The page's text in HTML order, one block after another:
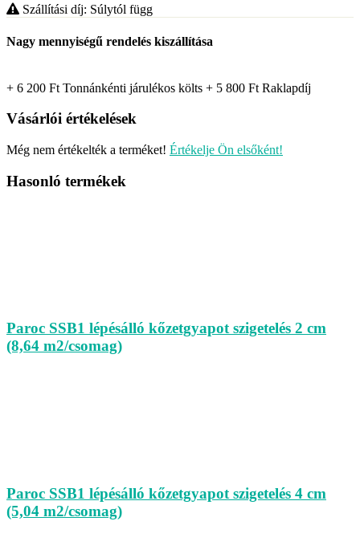
Szállítási díj: Súlytól függ
Nagy mennyiségű rendelés kiszállítása
+ 6 200 Ft Tonnánkénti járulékos költs + 5 800 Ft Raklapdíj
Vásárlói értékelések
Még nem értékelték a terméket! Értékelje Ön elsőként!
Hasonló termékek
Paroc SSB1 lépésálló kőzetgyapot szigetelés 2 cm
(8,64 m2/csomag)
Paroc SSB1 lépésálló kőzetgyapot szigetelés 4 cm
(5,04 m2/csomag)